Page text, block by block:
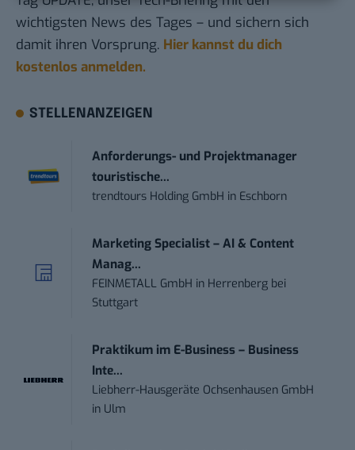
wichtigsten News des Tages – und sichern sich
damit ihren Vorsprung. Hier kannst du dich
kostenlos anmelden.
STELLENANZEIGEN
Anforderungs- und Projektmanager
touristische...
trendtours Holding GmbH in Eschborn
Marketing Specialist – AI & Content
Manag...
FEINMETALL GmbH in Herrenberg bei
Stuttgart
Praktikum im E-Business – Business
Inte...
Liebherr-Hausgeräte Ochsenhausen GmbH
in Ulm